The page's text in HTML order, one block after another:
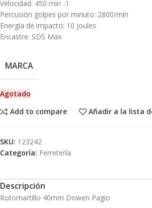
Velocidad: 450 min -1
Percusión golpes por minuto: 2800/min
Energía de impacto: 10 joules
Encastre: SDS Max
MARCA
Agotado
Add to compare
Añadir a la lista
SKU: 123242
Categoría: Ferretería
Descripción
Rotomartillo 40mm Dowen Pagio